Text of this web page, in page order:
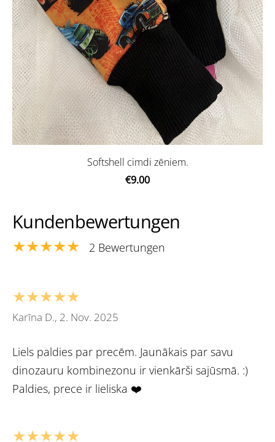
Softshell cimdi zēniem.
€9.00
Kundenbewertungen
★★★★★ 2 Bewertungen
★★★★★
Karīna D., 2. Nov. 2025
Liels paldies par precēm. Jaunākais par savu
dinozauru kombinezonu ir vienkārši sajūsmā. :)
Paldies, prece ir lieliska ❤️
★★★★★